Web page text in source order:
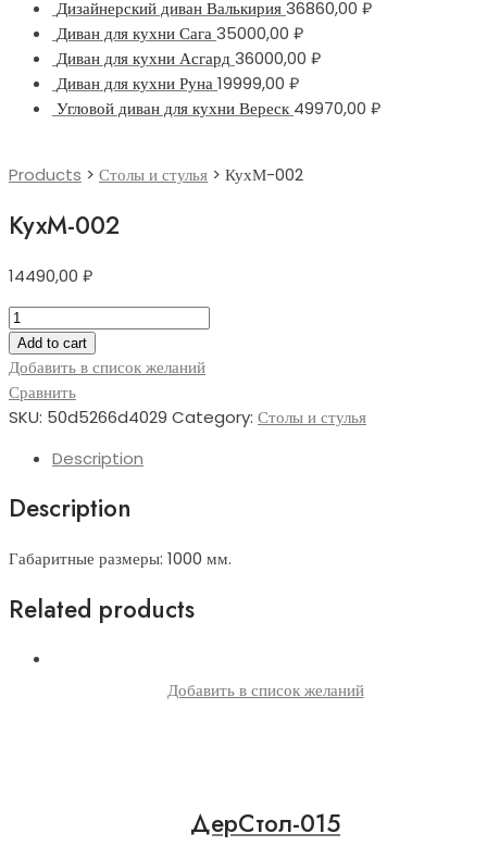
Дизайнерский диван Валькирия36860,00 ₽
Диван для кухни Сага35000,00 ₽
Диван для кухни Асгард36000,00 ₽
Диван для кухни Руна19999,00 ₽
Угловой диван для кухни Вереск 49970,00 ₽
Products > Столы и стулья > КухМ-002
КухМ-002
14490,00 ₽
КухМ-002
quantity
Add to cart
Добавить в список желаний
Сравнить
SKU: 50d5266d4029 Category: Столы и стулья
Description
Description
Габаритные размеры: 1000 мм.
Related products
Добавить в список желаний
ДерСтол-015